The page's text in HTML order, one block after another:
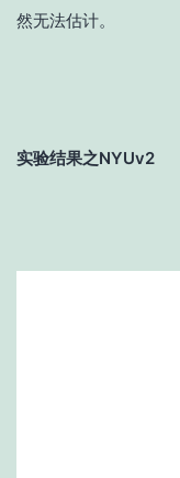
然无法估计。
实验结果之NYUv2